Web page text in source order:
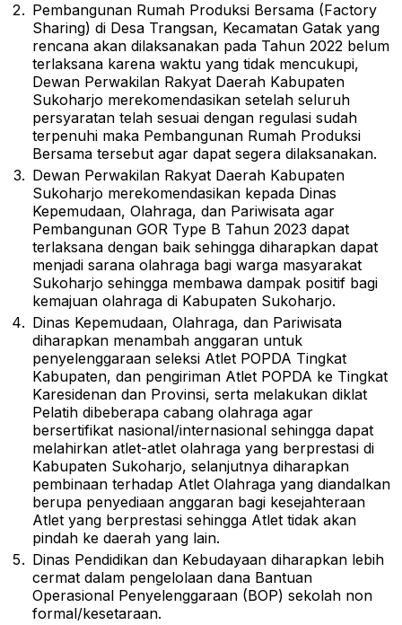
Pembangunan Rumah Produksi Bersama (Factory
Sharing) di Desa Trangsan, Kecamatan Gatak yang
rencana akan dilaksanakan pada Tahun 2022 belum
terlaksana karena waktu yang tidak mencukupi,
Dewan Perwakilan Rakyat Daerah Kabupaten
Sukoharjo merekomendasikan setelah seluruh
persyaratan telah sesuai dengan regulasi sudah
terpenuhi maka Pembangunan Rumah Produksi
Bersama tersebut agar dapat segera dilaksanakan.
Dewan Perwakilan Rakyat Daerah Kabupaten
Sukoharjo merekomendasikan kepada Dinas
Kepemudaan, Olahraga, dan Pariwisata agar
Pembangunan GOR Type B Tahun 2023 dapat
terlaksana dengan baik sehingga diharapkan dapat
menjadi sarana olahraga bagi warga masyarakat
Sukoharjo sehingga membawa dampak positif bagi
kemajuan olahraga di Kabupaten Sukoharjo.
Dinas Kepemudaan, Olahraga, dan Pariwisata
diharapkan menambah anggaran untuk
penyelenggaraan seleksi Atlet POPDA Tingkat
Kabupaten, dan pengiriman Atlet POPDA ke Tingkat
Karesidenan dan Provinsi, serta melakukan diklat
Pelatih dibeberapa cabang olahraga agar
bersertifikat nasional/internasional sehingga dapat
melahirkan atlet-atlet olahraga yang berprestasi di
Kabupaten Sukoharjo, selanjutnya diharapkan
pembinaan terhadap Atlet Olahraga yang diandalkan
berupa penyediaan anggaran bagi kesejahteraan
Atlet yang berprestasi sehingga Atlet tidak akan
pindah ke daerah yang lain.
Dinas Pendidikan dan Kebudayaan diharapkan lebih
cermat dalam pengelolaan dana Bantuan
Operasional Penyelenggaraan (BOP) sekolah non
formal/kesetaraan.